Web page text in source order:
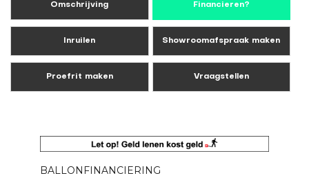
Omschrijving Financieren?
Inruilen Showroomafspraak maken
Proefrit maken Vraagstellen
BALLONFINANCIERING